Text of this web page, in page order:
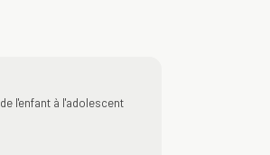
l'enfant à l'adolescent